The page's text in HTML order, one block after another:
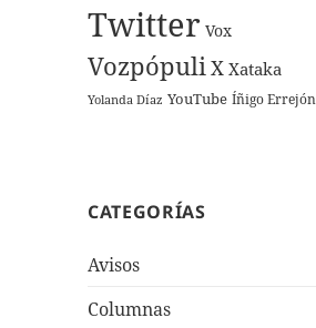
Twitter Vox
Vozpópuli X Xataka
Yolanda Díaz YouTube Íñigo Errejón
CATEGORÍAS
Avisos
Columnas